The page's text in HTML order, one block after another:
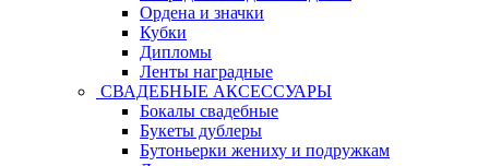
Ордена и значки
Кубки
Дипломы
Ленты наградные
СВАДЕБНЫЕ АКСЕССУАРЫ
Бокалы свадебные
Букеты дублеры
Бутоньерки жениху и подружкам